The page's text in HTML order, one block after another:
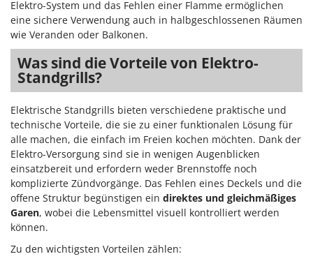
P
Palettengabeln für Traktoren
Pflüge für Traktor
Planierschilder für Traktoren
Plasmaschneider
Poolroboter
Pools
Poolstaubsauger
R
Rasenmäher
Rasensodenschneider
Rasentraktoren Aufsitzmäher
Forest Master
Francini
G
G3 Ferrari
Gardena
Garofalo
GeoTech
GeoTech Pro
Gierre
Ginko - MGM
Gipeco
Girmi
Elektro-System und das Fehlen einer Flamme ermöglichen
eine sichere Verwendung auch in halbgeschlossenen Räumen
wie Veranden oder Balkonen.
Was sind die Vorteile von Elektro-
Standgrills?
Elektrische Standgrills bieten verschiedene praktische und
technische Vorteile, die sie zu einer funktionalen Lösung für
alle machen, die einfach im Freien kochen möchten. Dank der
Elektro-Versorgung sind sie in wenigen Augenblicken
einsatzbereit und erfordern weder Brennstoffe noch
komplizierte Zündvorgänge. Das Fehlen eines Deckels und die
offene Struktur begünstigen ein direktes und gleichmäßiges
Garen, wobei die Lebensmittel visuell kontrolliert werden
können.
Zu den wichtigsten Vorteilen zählen: